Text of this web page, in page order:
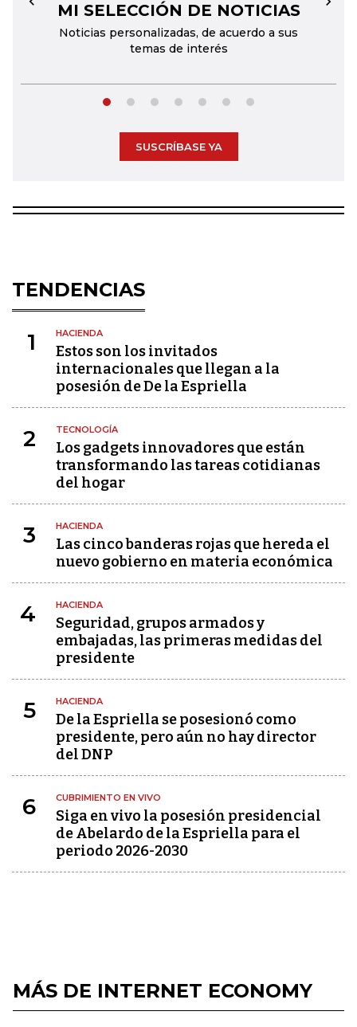
MI SELECCIÓN DE NOTICIAS
Noticias personalizadas, de acuerdo a sus
temas de interés
← →
SUSCRÍBASE YA
TENDENCIAS
1 HACIENDA
Estos son los invitados
internacionales que llegan a la
posesión de De la Espriella
2 TECNOLOGÍA
Los gadgets innovadores que están
transformando las tareas cotidianas
del hogar
3 HACIENDA
Las cinco banderas rojas que hereda el
nuevo gobierno en materia económica
4 HACIENDA
Seguridad, grupos armados y
embajadas, las primeras medidas del
presidente
5 HACIENDA
De la Espriella se posesionó como
presidente, pero aún no hay director
del DNP
6 CUBRIMIENTO EN VIVO
Siga en vivo la posesión presidencial
de Abelardo de la Espriella para el
periodo 2026-2030
MÁS DE INTERNET ECONOMY